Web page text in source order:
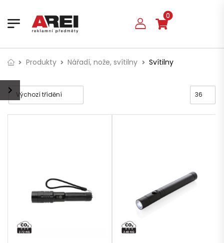
0
Produkty Nářadí, nože, svítilny Svítilny